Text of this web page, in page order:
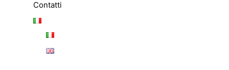
Contatti